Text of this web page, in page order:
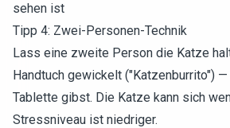
sehen ist
Tipp 4: Zwei-Personen-Technik
Lass eine zweite Person die Katze
Handtuch gewickelt ("Katzenburrito")
Tablette gibst. Die Katze kann sich
Stressniveau ist niedriger.